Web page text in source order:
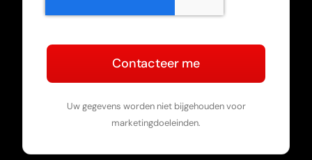
Contacteer me
Uw gegevens worden niet bijgehouden voor
marketingdoeleinden.